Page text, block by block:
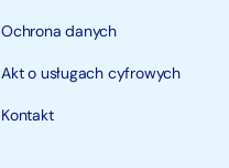
Ochrona danych
Akt o usługach cyfrowych
Kontakt